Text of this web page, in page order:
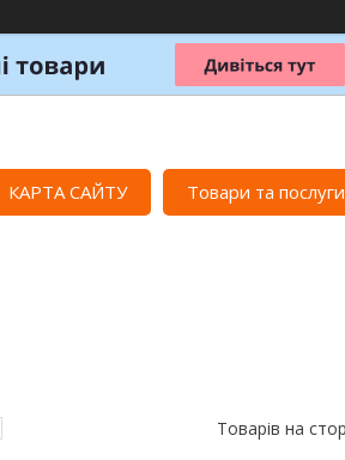
КАРТА САЙТУ Товари та послуги